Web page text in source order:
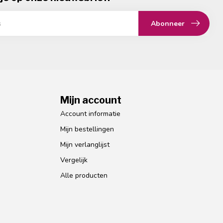
Abonneer
Mijn account
Account informatie
Mijn bestellingen
Mijn verlanglijst
Vergelijk
Alle producten